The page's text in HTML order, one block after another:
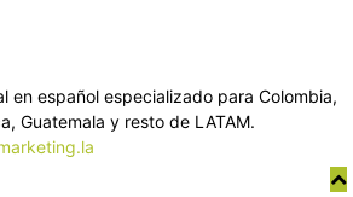
en español especializado para Colombia,
Guatemala y resto de LATAM.